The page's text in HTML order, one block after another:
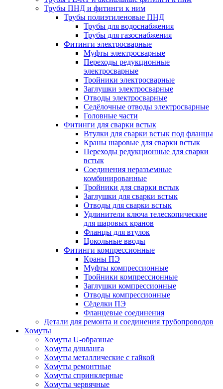
Трубы ПНД и фитинги к ним
Трубы полиэтиленовые ПНД
Трубы для водоснабжения
Трубы для газоснабжения
Фитинги электросварные
Муфты электросварные
Переходы редукционные
электросварные
Тройники электросварные
Заглушки электросварные
Отводы электросварные
Седёлочные отводы электросварные
Головные части
Фитинги для сварки встык
Втулки для сварки встык под фланцы
Краны шаровые для сварки встык
Переходы редукционные для сварки
встык
Соединения неразъемные
комбинированные
Тройники для сварки встык
Заглушки для сварки встык
Отводы для сварки встык
Удлинители ключа телескопические
для шаровых кранов
Фланцы для втулок
Цокольные вводы
Фитинги компрессионные
Краны ПЭ
Муфты компрессионные
Тройники компрессионные
Заглушки компрессионные
Отводы компрессионные
Сёделки ПЭ
Фланцевые соединения
Детали для ремонта и соединения трубопроводов
Хомуты
Хомуты U-образные
Хомуты д/шланга
Хомуты металлические с гайкой
Хомуты ремонтные
Хомуты спринклерные
Хомуты червячные